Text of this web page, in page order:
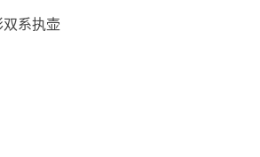
系执壶